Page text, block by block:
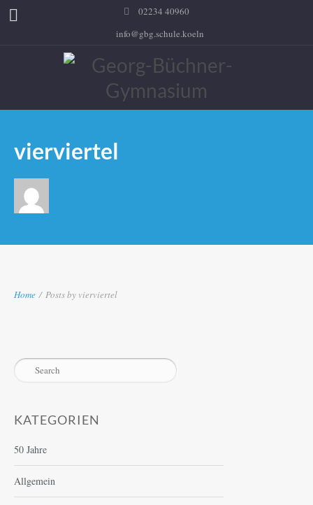
02234 40960
info@gbg.schule.koeln
vierviertel
Home / Posts by vierviertel
KATEGORIEN
50 Jahre
Allgemein